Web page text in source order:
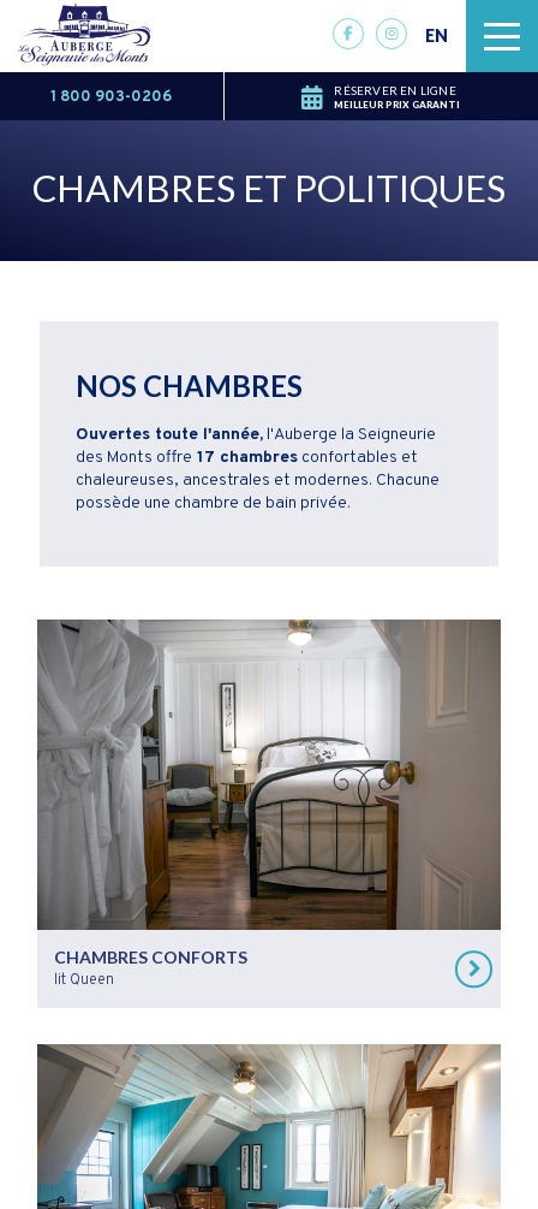
EN
1 800 903-0206 RÉSERVER EN LIGNE
MEILLEUR PRIX GARANTI
CHAMBRES ET POLITIQUES
NOS CHAMBRES
Ouvertes toute l'année,l'Auberge la Seigneurie
des Monts offre 17 chambresconfortables et
chaleureuses, ancestrales et modernes. Chacune
possède une chambre de bain privée.
CHAMBRES CONFORTS
lit Queen